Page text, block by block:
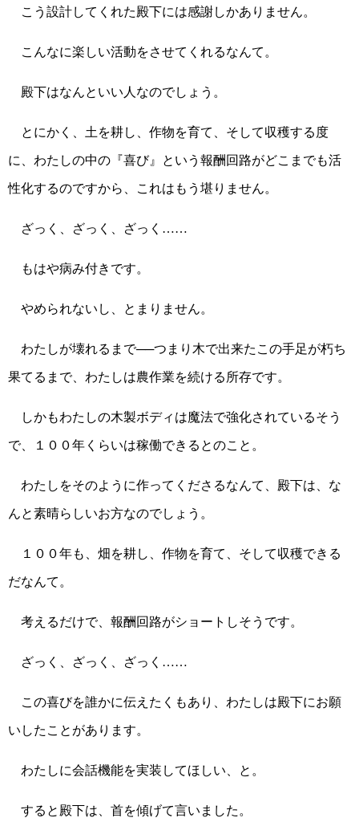
こう設計してくれた殿下には感謝しかありません。
こんなに楽しい活動をさせてくれるなんて。
殿下はなんといい人なのでしょう。
とにかく、土を耕し、作物を育て、そして収穫する度
に、わたしの中の『喜び』という報酬回路がどこまでも活
性化するのですから、これはもう堪りません。
ざっく、ざっく、ざっく……
もはや病み付きです。
やめられないし、とまりません。
わたしが壊れるまで──つまり木で出来たこの手足が朽ち
果てるまで、わたしは農作業を続ける所存です。
しかもわたしの木製ボディは魔法で強化されているそう
で、１００年くらいは稼働できるとのこと。
わたしをそのように作ってくださるなんて、殿下は、な
んと素晴らしいお方なのでしょう。
１００年も、畑を耕し、作物を育て、そして収穫できる
だなんて。
考えるだけで、報酬回路がショートしそうです。
ざっく、ざっく、ざっく……
この喜びを誰かに伝えたくもあり、わたしは殿下にお願
いしたことがあります。
わたしに会話機能を実装してほしい、と。
すると殿下は、首を傾げて言いました。